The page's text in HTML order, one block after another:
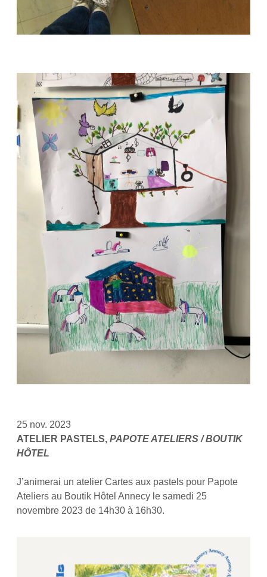
25 nov. 2023
ATELIER PASTELS,PAPOTE ATELIERS / BOUTIK
HÔTEL
J’animerai un atelier Cartes aux pastels pour Papote
Ateliers au Boutik Hôtel Annecy le samedi 25
novembre 2023 de 14h30 à 16h30.